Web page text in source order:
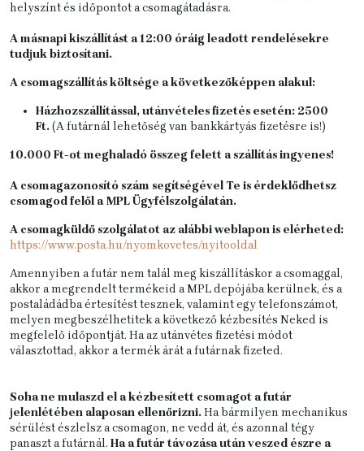
helyszínt és időpontot a csomagátadásra.
A másnapi kiszállítást a 12:00 óráig leadott rendelésekre
tudjuk biztosítani.
A csomagszállítás költsége a következőképpen alakul:
Házhozszállítással, utánvételes fizetés esetén: 2500
Ft.(A futárnál lehetőség van bankkártyás fizetésre is!)
10.000 Ft-ot meghaladó összeg felett a szállítás ingyenes!
A csomagazonosító szám segítségével Te is érdeklődhetsz
csomagod felől a MPL Ügyfélszolgálatán.
A csomagküldő szolgálatot az alábbi weblapon is elérheted:
https://www.posta.hu/nyomkovetes/nyitooldal
Amennyiben a futár nem talál meg kiszállításkor a csomaggal,
akkor a megrendelt termékeid a MPL depójába kerülnek, és a
postaládádba értesítést tesznek, valamint egy telefonszámot,
melyen megbeszélhetitek a következő kézbesítés Neked is
megfelelő időpontját. Ha az utánvétes fizetési módot
választottad, akkor a termék árát a futárnak fizeted.
Soha ne mulaszd el a kézbesített csomagot a futár
jelenlétében alaposan ellenőrizni.Ha bármilyen mechanikus
sérülést észlelsz a csomagon, ne vedd át, és azonnal tégy
panaszt a futárnál. Ha a futár távozása után veszed észre a